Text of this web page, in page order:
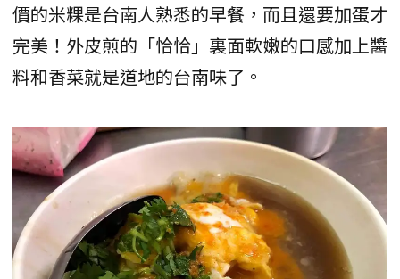
價的米粿是台南人熟悉的早餐，而且還要加蛋才
完美！外皮煎的「恰恰」裏面軟嫩的口感加上醬
料和香菜就是道地的台南味了。